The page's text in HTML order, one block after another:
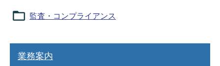
監査・コンプライアンス
業務案内